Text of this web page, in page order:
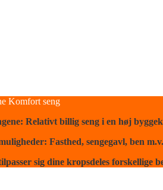
Komfort seng
Relativt billig seng i en høj
Fasthed, sengegavl, ben m.v.
sig dine kropsdeles forskellige